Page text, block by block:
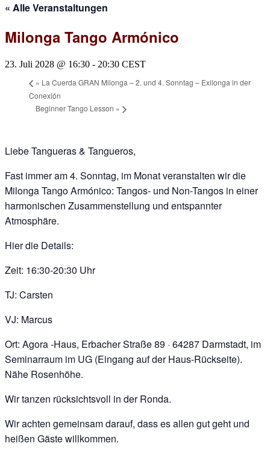
« Alle Veranstaltungen
Milonga Tango Armónico
23. Juli 2028 @ 16:30 - 20:30 CEST
« La Cuerda GRAN Milonga – 2. und 4. Sonntag – Exilonga in der
Conexión
Beginner Tango Lesson »
Liebe Tangueras & Tangueros,
Fast immer am 4. Sonntag, im Monat veranstalten wir die
Milonga Tango Armónico: Tangos- und Non-Tangos in einer
harmonischen Zusammenstellung und entspannter
Atmosphäre.
Hier die Details:
Zeit: 16:30-20:30 Uhr
TJ: Carsten
VJ: Marcus
Ort: Agora -Haus, Erbacher Straße 89 · 64287 Darmstadt, im
Seminarraum im UG (Eingang auf der Haus-Rückseite).
Nähe Rosenhöhe.
Wir tanzen rücksichtsvoll in der Ronda.
Wir achten gemeinsam darauf, dass es allen gut geht und
heißen Gäste willkommen.